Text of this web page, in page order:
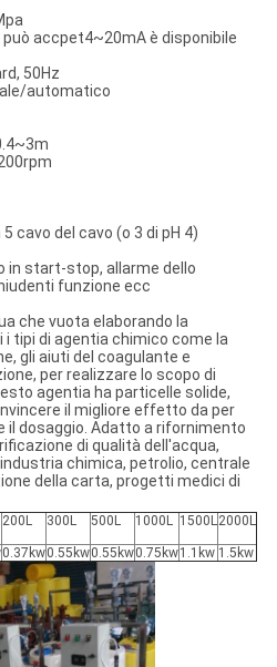
accpet4~20mA è disponibile
50Hz
automatico
cavo del cavo (o 3 di pH 4)
in start-stop, allarme dello
funzione ecc
che vuota elaborando la
tipi di agentia chimico come la
gli aiuti del coagulante e
per realizzare lo scopo di
agentia ha particelle solide,
il migliore effetto da per
il dosaggio. Adatto a rifornimento
di qualità dell'acqua,
chimica, petrolio, centrale
della carta, progetti medici di
200L 300L 500L 1000L 1500L2000L
0.37kw0.55kw0.55kw0.75kw1.1kw 1.5kw